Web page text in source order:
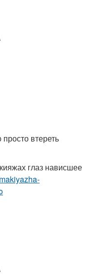
втереть
глаз нависшее